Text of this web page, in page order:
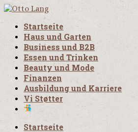
Startseite
Haus und Garten
Business und B2B
Essen und Trinken
Beauty und Mode
Finanzen
Ausbildung und Karriere
Vi Støtter
Startseite